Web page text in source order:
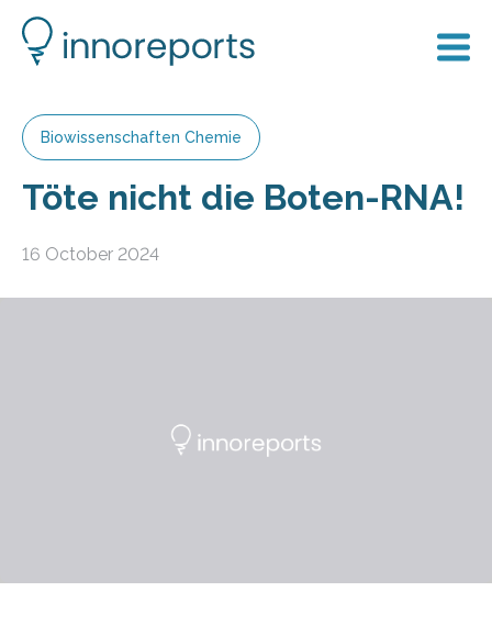
Biowissenschaften Chemie
Töte nicht die Boten-RNA!
16 October 2024